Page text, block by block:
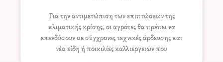
Για την αντιμετώπιση των επιπτώσεων της
κλιματικής κρίσης, οι αγρότες θα πρέπει να
επενδύσουν σε σύγχρονες τεχνικές άρδευσης και
νέα είδη ή ποικιλίες καλλιεργειών που